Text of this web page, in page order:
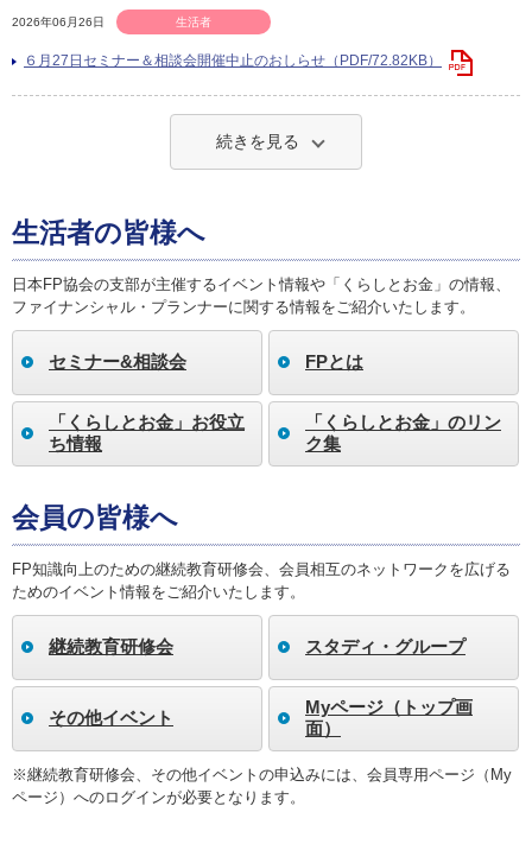
2026年06月26日 生活者
６月27日セミナー＆相談会開催中止のおしらせ（PDF/72.82KB）
続きを見る
生活者の皆様へ
日本FP協会の支部が主催するイベント情報や「くらしとお金」の情報、
ファイナンシャル・プランナーに関する情報をご紹介いたします。
セミナー&相談会 FPとは
「くらしとお金」お役立
ち情報
「くらしとお金」のリン
ク集
会員の皆様へ
FP知識向上のための継続教育研修会、会員相互のネットワークを広げる
ためのイベント情報をご紹介いたします。
継続教育研修会 スタディ・グループ
その他イベント
Myページ（トップ画
面）
※継続教育研修会、その他イベントの申込みには、会員専用ページ（My
ページ）へのログインが必要となります。